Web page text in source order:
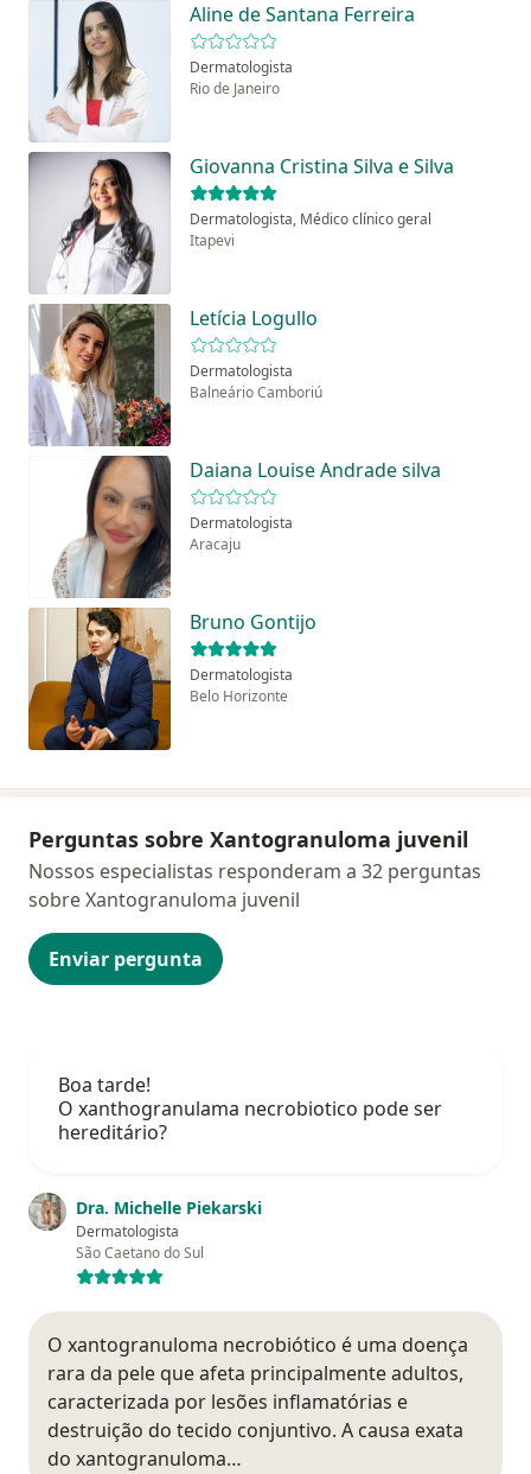
Aline de Santana Ferreira
Dermatologista
Rio de Janeiro
Giovanna Cristina Silva e Silva
Dermatologista, Médico clínico geral
Itapevi
Letícia Logullo
Dermatologista
Balneário Camboriú
Daiana Louise Andrade silva
Dermatologista
Aracaju
Bruno Gontijo
Dermatologista
Belo Horizonte
Perguntas sobre Xantogranuloma juvenil
Enviar pergunta
Nossos especialistas responderam a 32 perguntas
sobre Xantogranuloma juvenil
Boa tarde!
O xanthogranulama necrobiotico pode ser
hereditário?
Dra. Michelle Piekarski
Dermatologista
São Caetano do Sul
O xantogranuloma necrobiótico é uma doença
rara da pele que afeta principalmente adultos,
caracterizada por lesões inflamatórias e
destruição do tecido conjuntivo. A causa exata
do xantogranuloma…